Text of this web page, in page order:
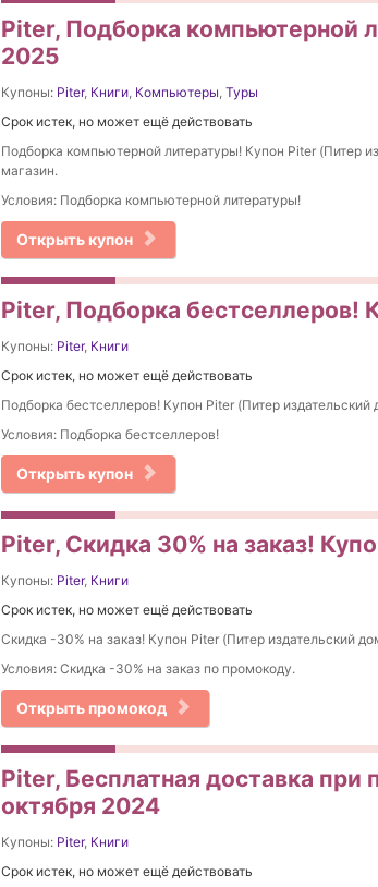
Piter, Подборка компьютерной
2025
Купоны: Piter, Книги, Компьютеры, Туры
Срок истек, но может ещё действовать
Подборка компьютерной литературы! Купон Piter (Питер
магазин.
Условия: Подборка компьютерной литературы!
Открыть купон
Piter, Подборка бестселлеров!
Купоны: Piter, Книги
Срок истек, но может ещё действовать
Подборка бестселлеров! Купон Piter (Питер издательский
Условия: Подборка бестселлеров!
Открыть купон
Piter, Скидка 30% на заказ!
Купоны: Piter, Книги
Срок истек, но может ещё действовать
Скидка -30% на заказ! Купон Piter (Питер издательский
Условия: Скидка -30% на заказ по промокоду.
Открыть промокод
Piter, Бесплатная доставка при
октября 2024
Купоны: Piter, Книги
Срок истек, но может ещё действовать